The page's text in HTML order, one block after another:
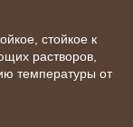
стойкое к
растворов,
температуры от